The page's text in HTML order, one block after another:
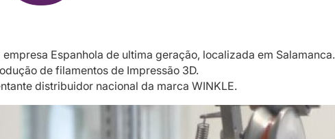
empresa Espanhola de ultima geração, localizada em Salamanca.
de filamentos de Impressão 3D.
distribuidor nacional da marca WINKLE.